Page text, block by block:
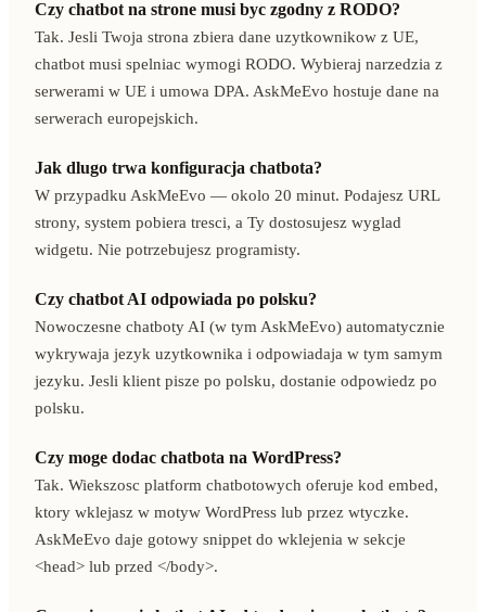
Czy chatbot na strone musi byc zgodny z RODO?
Tak. Jesli Twoja strona zbiera dane uzytkownikow z UE,
chatbot musi spelniac wymogi RODO. Wybieraj narzedzia z
serwerami w UE i umowa DPA. AskMeEvo hostuje dane na
serwerach europejskich.
Jak dlugo trwa konfiguracja chatbota?
W przypadku AskMeEvo — okolo 20 minut. Podajesz URL
strony, system pobiera tresci, a Ty dostosujesz wyglad
widgetu. Nie potrzebujesz programisty.
Czy chatbot AI odpowiada po polsku?
Nowoczesne chatboty AI (w tym AskMeEvo) automatycznie
wykrywaja jezyk uzytkownika i odpowiadaja w tym samym
jezyku. Jesli klient pisze po polsku, dostanie odpowiedz po
polsku.
Czy moge dodac chatbota na WordPress?
Tak. Wiekszosc platform chatbotowych oferuje kod embed,
ktory wklejasz w motyw WordPress lub przez wtyczke.
AskMeEvo daje gotowy snippet do wklejenia w sekcje
<head> lub przed </body>.